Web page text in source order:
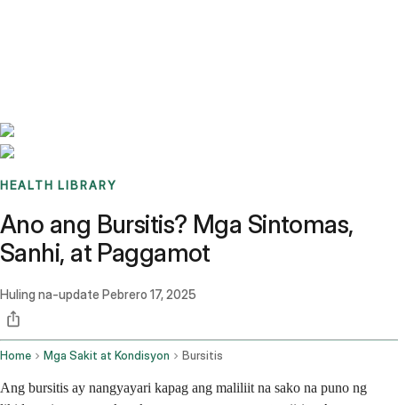
HEALTH LIBRARY
Ano ang Bursitis? Mga Sintomas,
Sanhi, at Paggamot
Huling na-update Pebrero 17, 2025
Home Mga Sakit at Kondisyon Bursitis
Ang bursitis ay nangyayari kapag ang maliliit na sako na puno ng